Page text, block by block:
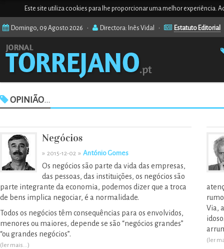
Este site utiliza cookies para lhe proporcionar uma melhor experiência.
Domingo, 09 Agosto 2026 • Directora: Inês Vidal • Estatuto Editorial
OPINIÃO...
Negócios
» 2015-12-02 » António Gomes
Os negócios são parte da vida das empresas,
das pessoas, das instituições, os negócios são
parte integrante da economia, podemos dizer que a troca
de bens implica negociar, é a normalidade.
Todos os negócios têm consequências para os envolvidos,
menores ou maiores, depende se são “negócios grandes”
“ou grandes negócios”.
(ler mais...)
Via,
(ler